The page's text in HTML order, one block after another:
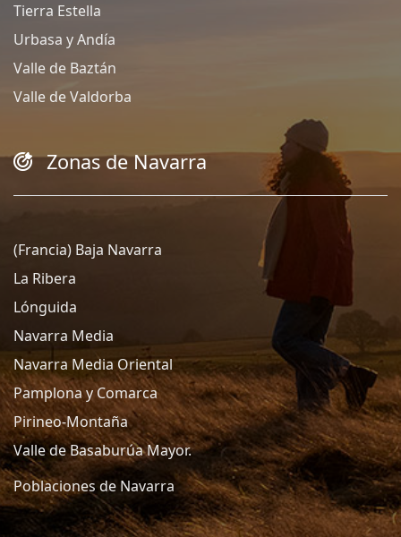
Tierra Estella
Urbasa y Andía
Valle de Baztán
Valle de Valdorba
Zonas de Navarra
(Francia) Baja Navarra
La Ribera
Lónguida
Navarra Media
Navarra Media Oriental
Pamplona y Comarca
Pirineo-Montaña
Valle de Basaburúa Mayor.
Poblaciones de Navarra